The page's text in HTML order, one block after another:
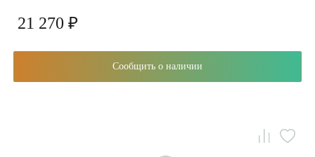
21 270 ₽
Сообщить о наличии